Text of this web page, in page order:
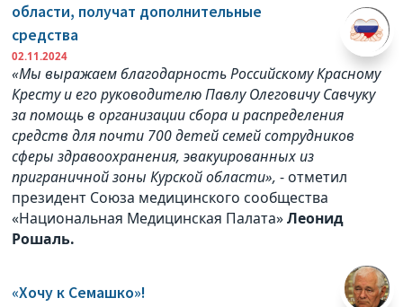
области, получат дополнительные
средства
02.11.2024
«Мы выражаем благодарность Российскому Красному
Кресту и его руководителю Павлу Олеговичу Савчуку
за помощь в организации сбора и распределения
средств для почти 700 детей семей сотрудников
сферы здравоохранения, эвакуированных из
приграничной зоны Курской области», - отметил
президент Союза медицинского сообщества
«Национальная Медицинская Палата»Леонид
Рошаль.
«Хочу к Семашко»!